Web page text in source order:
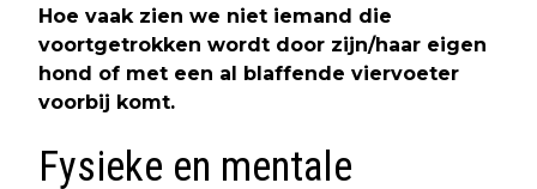
Hoe vaak zien we niet iemand die
voortgetrokken wordt door zijn/haar eigen
hond of met een al blaffende viervoeter
voorbij komt.
Fysieke en mentale